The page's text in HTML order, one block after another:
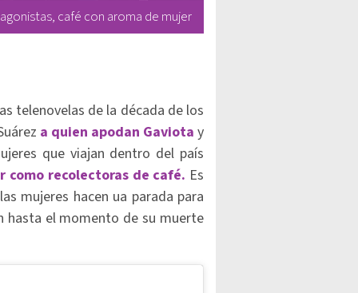
café con aroma de mujer
telenovelas de la década de los
a quien apodan Gaviota y
que viajan dentro del país
como recolectoras de café. Es
mujeres hacen ua parada para
hasta el momento de su muerte